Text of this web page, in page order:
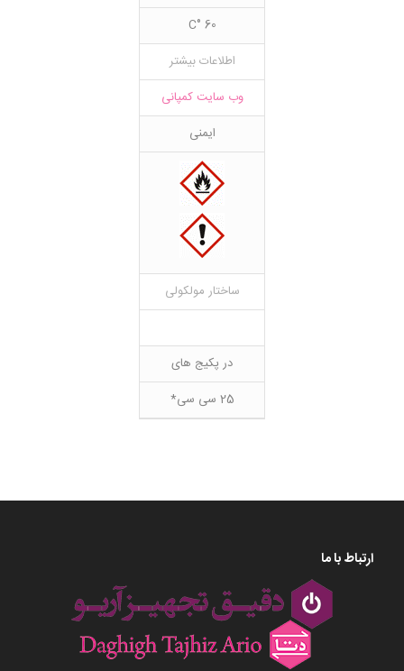
60 °C
اطلاعات بیشتر
وب سایت کمپانی
ایمنی
ساختار مولکولی
در پکیج های
25 سی سی*
ارتباط با ما